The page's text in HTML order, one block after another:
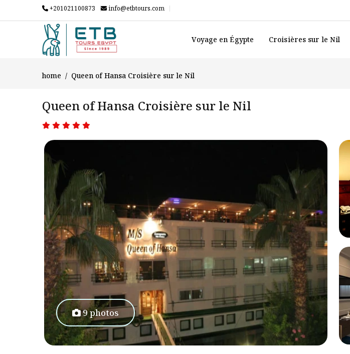
+201021100873 info@etbtours.com
Voyage en Égypte Croisières sur le Nil
home Queen of Hansa Croisière sur le Nil
Queen of Hansa Croisière sur le Nil
9 photos